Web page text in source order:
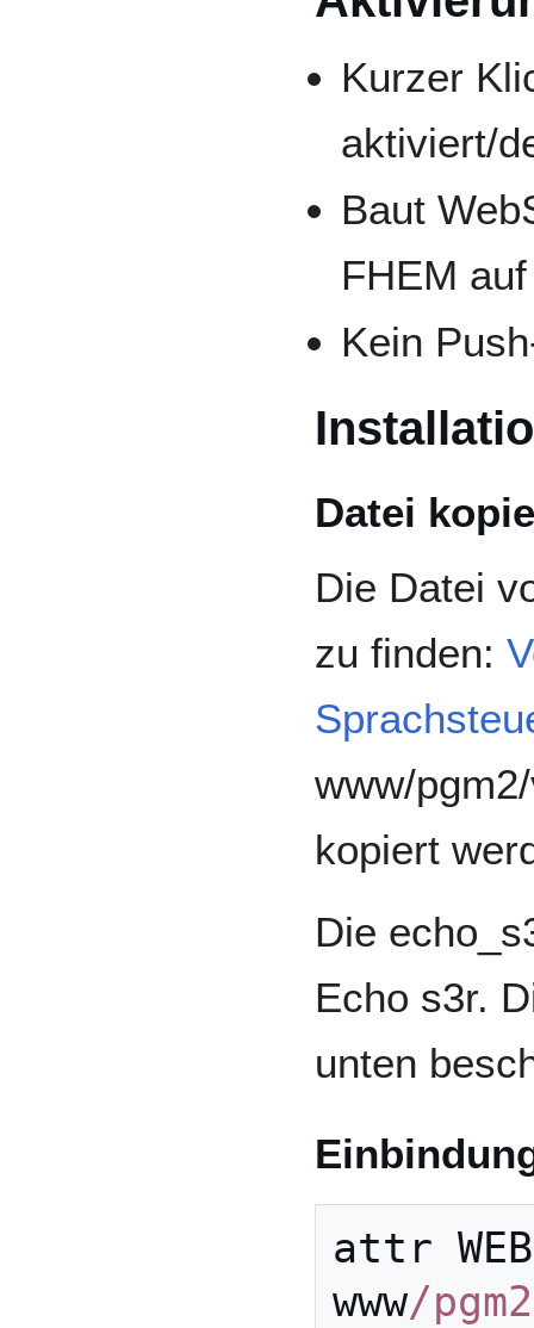
Kurzer
aktiviert/
Baut
FHEM auf
Kein
Datei
Die Datei
zu finden:
www/
kopiert
Die
Echo s3r.
unten
attr
www/